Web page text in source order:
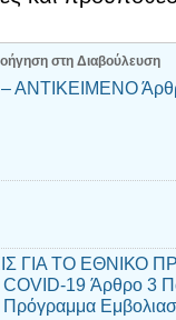
στη Διαβούλευση
ΑΝΤΙΚΕΙΜΕΝΟ
ΓΙΑ ΤΟ
19 Άρθρο 3
Πρόγραμμα